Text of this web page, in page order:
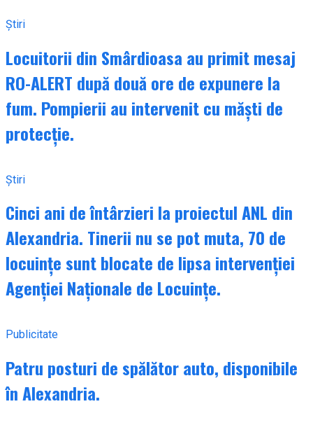
Știri
Locuitorii din Smârdioasa au primit mesaj
RO-ALERT după două ore de expunere la
fum. Pompierii au intervenit cu măști de
protecție.
Știri
Cinci ani de întârzieri la proiectul ANL din
Alexandria. Tinerii nu se pot muta, 70 de
locuințe sunt blocate de lipsa intervenției
Agenției Naționale de Locuințe.
Publicitate
Patru posturi de spălător auto, disponibile
în Alexandria.